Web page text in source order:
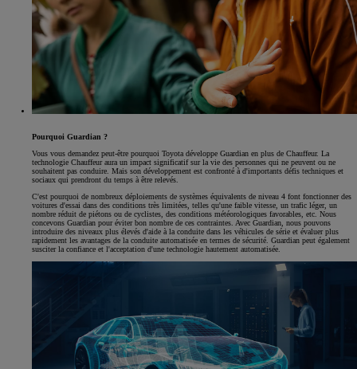
Pourquoi Guardian ?
Vous vous demandez peut-être pourquoi Toyota développe Guardian en plus de Chauffeur. La
technologie Chauffeur aura un impact significatif sur la vie des personnes qui ne peuvent ou ne
souhaitent pas conduire. Mais son développement est confronté à d'importants défis techniques et
sociaux qui prendront du temps à être relevés.
C'est pourquoi de nombreux déploiements de systèmes équivalents de niveau 4 font fonctionner des
voitures d'essai dans des conditions très limitées, telles qu'une faible vitesse, un trafic léger, un
nombre réduit de piétons ou de cyclistes, des conditions météorologiques favorables, etc. Nous
concevons Guardian pour éviter bon nombre de ces contraintes. Avec Guardian, nous pouvons
introduire des niveaux plus élevés d'aide à la conduite dans les véhicules de série et évaluer plus
rapidement les avantages de la conduite automatisée en termes de sécurité. Guardian peut également
susciter la confiance et l'acceptation d'une technologie hautement automatisée.